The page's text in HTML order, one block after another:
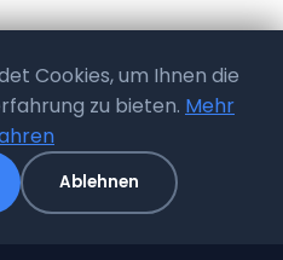
in Radevormwald
Cookies, um Ihnen die
zu bieten. Mehr
Ablehnen